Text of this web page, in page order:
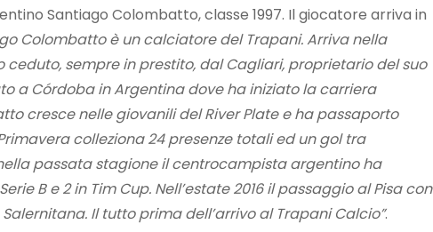
Santiago Colombatto, classe 1997. Il giocatore arriva in
Colombatto è un calciatore del Trapani. Arriva nella
sempre in prestito, dal Cagliari, proprietario del suo
a Córdoba in Argentina dove ha iniziato la carriera
cresce nelle giovanili del River Plate e ha passaporto
colleziona 24 presenze totali ed un gol tra
passata stagione il centrocampista argentino ha
B e 2 in Tim Cup. Nell’estate 2016 il passaggio al Pisa con
Il tutto prima dell’arrivo al Trapani Calcio”.